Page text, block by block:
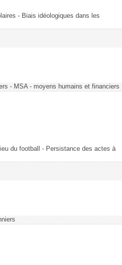
- Biais idéologiques dans les
- MSA - moyens humains et financiers
du football - Persistance des actes à